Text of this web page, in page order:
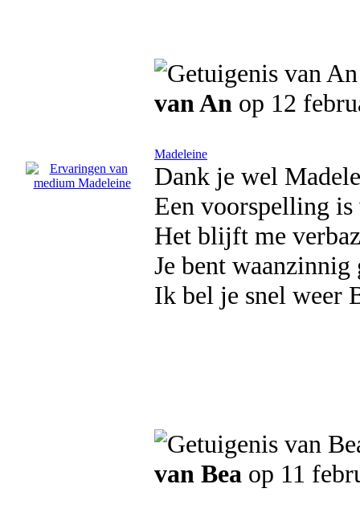
van An op 12
Madeleine
Dank je wel
Een voorspelling
Het blijft me
Je bent
Ik bel je snel weer
van Bea op 11